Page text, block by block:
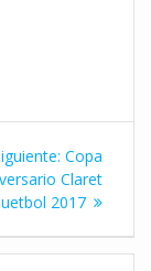
Siguiente
entrada:
Copa
Claret
2017